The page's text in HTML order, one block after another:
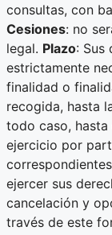
consultas, con
Cesiones: no
legal. Plazo: Sus
estrictamente
finalidad o
recogida, hasta
todo caso, hasta
ejercicio por
ejercer sus
cancelación y
través de este